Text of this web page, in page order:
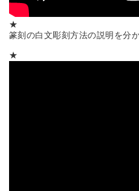
★
篆刻の白文彫刻方法の説明を分
★